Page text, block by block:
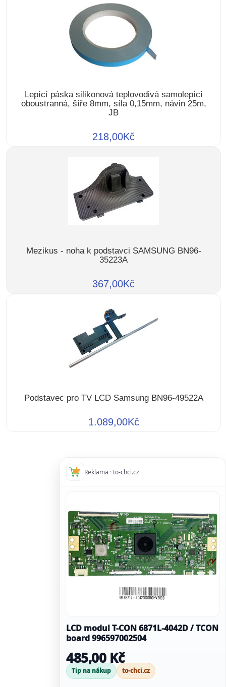
Lepící páska silikonová teplovodivá samolepící
oboustranná, šíře 8mm, síla 0,15mm, návin 25m,
JB
218,00Kč
Mezikus - noha k podstavci SAMSUNG BN96-
35223A
367,00Kč
Podstavec pro TV LCD Samsung BN96-49522A
1.089,00Kč
Reklama · to-chci.cz
LCD modul T-CON 6871L-4042D / TCON
board 996597002504
485,00 Kč
Tip na nákup to-chci.cz